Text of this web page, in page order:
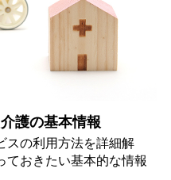
護の基本情報
スの利用方法を詳細解
ておきたい基本的な情報